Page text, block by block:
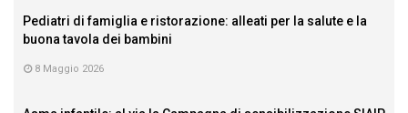
Pediatri di famiglia e ristorazione: alleati per la salute e la
buona tavola dei bambini
8 Maggio 2026